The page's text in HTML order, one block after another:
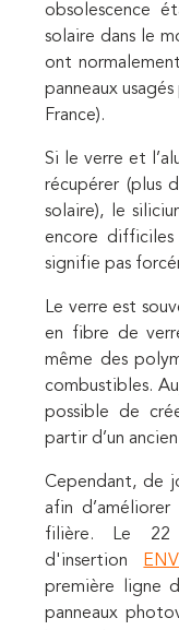
obsolescence
solaire dans le
ont
panneaux
France).
Si le verre et
récupérer (plus
solaire), le
encore difficiles
signifie pas
Le verre est
en fibre de
même des
combustibles.
possible de
partir d’un
Cependant, de
afin
filière. Le 22
d'insertion
première ligne
panneaux